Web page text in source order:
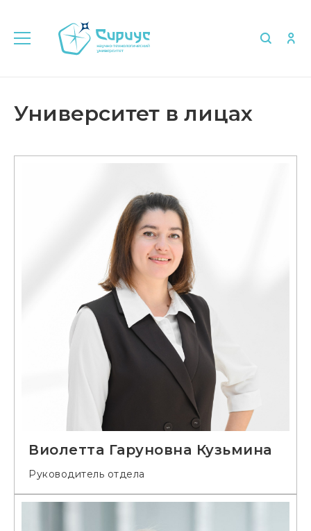
Университет в лицах
Виолетта Гаруновна Кузьмина
Руководитель отдела